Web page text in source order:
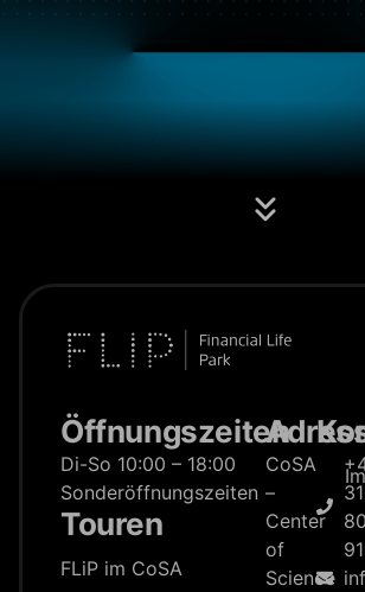
Öffnungszeiten
Di-So 10:00 – 18:00
Sonderöffnungszeiten
Touren
FLiP im CoSA
CoSA
–
Center
of
Science